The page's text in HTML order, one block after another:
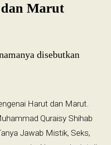
Marut
disebutkan
Harut dan Marut.
Quraisy Shihab
Jawab Mistik, Seks,